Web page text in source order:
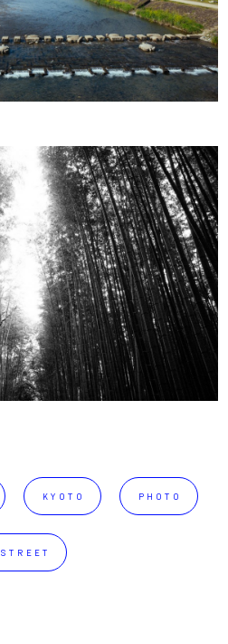
KYOTO PHOTO
STREET